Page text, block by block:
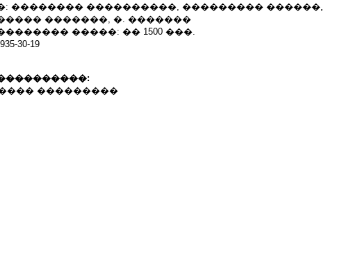
�������� ����������, ��������� ������,
�������, �. �������
�����: �� 1500 ���.
30-19
���������